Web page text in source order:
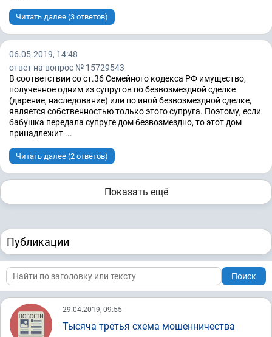
Читать далее (3 ответов)
06.05.2019, 14:48
ответ на вопрос № 15729543
В соответствии со ст.36 Семейного кодекса РФ имущество,
полученное одним из супругов по безвозмездной сделке
(дарение, наследование) или по иной безвозмездной сделке,
является собственностью только этого супруга. Поэтому, если
бабушка передала супруге дом безвозмездно, то этот дом
принадлежит ...
Читать далее (2 ответов)
Показать ещё
Публикации
Поиск
29.04.2019, 09:55
Тысяча третья схема мошенничества